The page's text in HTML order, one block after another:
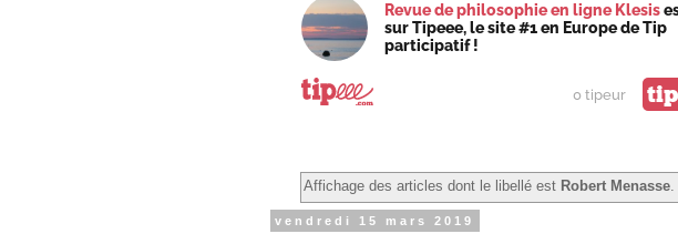
Revue de philosophie en ligne Klesis
sur Tipeee, le site #1 en Europe de Tip
participatif !
0 tipeur
Affichage des articles dont le libellé est Robert Menasse
vendredi 15 mars 2019